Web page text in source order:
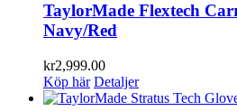
TaylorMade Flextech
Navy/Red
kr2,999.00
Köp här Detaljer